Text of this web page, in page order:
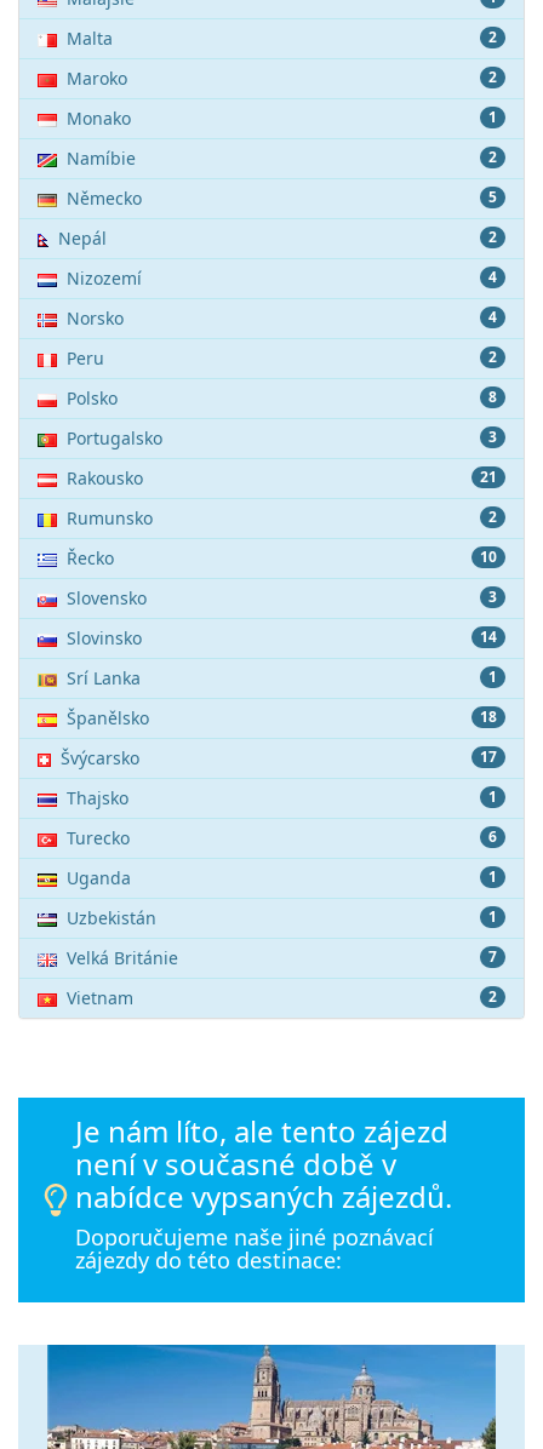
2
Malta
2
Maroko
1
Monako
2
Namíbie
5
Německo
2
Nepál
4
Nizozemí
4
Norsko
2
Peru
8
Polsko
3
Portugalsko
21
Rakousko
2
Rumunsko
10
Řecko
3
Slovensko
14
Slovinsko
1
Srí Lanka
18
Španělsko
17
Švýcarsko
1
Thajsko
6
Turecko
1
Uganda
1
Uzbekistán
7
Velká Británie
2
Vietnam
Je nám líto, ale tento zájezd
není v současné době v
nabídce vypsaných zájezdů.
Doporučujeme naše jiné poznávací
zájezdy do této destinace: